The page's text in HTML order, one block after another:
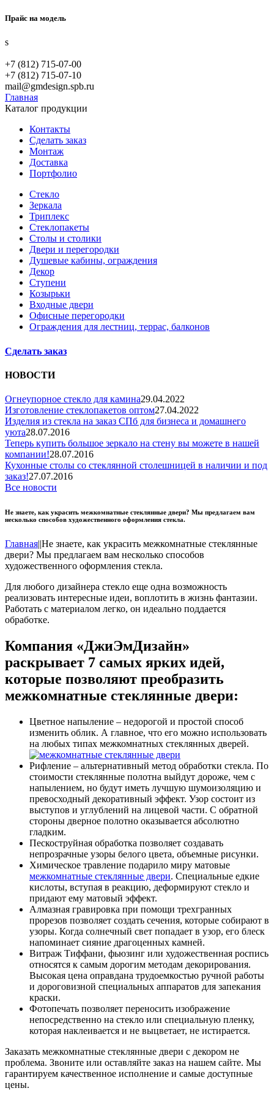
Прайс на модель
s
+7 (812) 715-07-00
+7 (812) 715-07-10
mail@gmdesign.spb.ru
Главная
Каталог продукции
Контакты
Сделать заказ
Монтаж
Доставка
Портфолио
Стекло
Зеркала
Триплекс
Стеклопакеты
Столы и столики
Двери и перегородки
Душевые кабины, ограждения
Декор
Ступени
Козырьки
Входные двери
Офисные перегородки
Ограждения для лестниц, террас, балконов
Сделать заказ
НОВОСТИ
Огнеупорное стекло для камина29.04.2022
Изготовление стеклопакетов оптом27.04.2022
Изделия из стекла на заказ СПб для бизнеса и домашнего
уюта28.07.2016
Теперь купить большое зеркало на стену вы можете в нашей
компании!28.07.2016
Кухонные столы со стеклянной столешницей в наличии и под
заказ!27.07.2016
Все новости
Не знаете, как украсить межкомнатные стеклянные двери? Мы предлагаем вам
несколько способов художественного оформления стекла.
Главная||Не знаете, как украсить межкомнатные стеклянные
двери? Мы предлагаем вам несколько способов
художественного оформления стекла.
Для любого дизайнера стекло еще одна возможность
реализовать интересные идеи, воплотить в жизнь фантазии.
Работать с материалом легко, он идеально поддается
обработке.
Компания «ДжиЭмДизайн»
раскрывает 7 самых ярких идей,
которые позволяют преобразить
межкомнатные стеклянные двери:
Цветное напыление – недорогой и простой способ
изменить облик. А главное, что его можно использовать
на любых типах межкомнатных стеклянных дверей.
Рифление – альтернативный метод обработки стекла. По
стоимости стеклянные полотна выйдут дороже, чем с
напылением, но будут иметь лучшую шумоизоляцию и
превосходный декоративный эффект. Узор состоит из
выступов и углублений на лицевой части. С обратной
стороны дверное полотно оказывается абсолютно
гладким.
Пескоструйная обработка позволяет создавать
непрозрачные узоры белого цвета, объемные рисунки.
Химическое травление подарило миру матовые
межкомнатные стеклянные двери. Специальные едкие
кислоты, вступая в реакцию, деформируют стекло и
придают ему матовый эффект.
Алмазная гравировка при помощи трехгранных
прорезов позволяет создать сечения, которые собирают в
узоры. Когда солнечный свет попадает в узор, его блеск
напоминает сияние драгоценных камней.
Витраж Тиффани, фьюзинг или художественная роспись
относятся к самым дорогим методам декорирования.
Высокая цена оправдана трудоемкостью ручной работы
и дороговизной специальных аппаратов для запекания
краски.
Фотопечать позволяет переносить изображение
непосредственно на стекло или специальную пленку,
которая наклеивается и не выцветает, не истирается.
Заказать межкомнатные стеклянные двери с декором не
проблема. Звоните или оставляйте заказ на нашем сайте. Мы
гарантируем качественное исполнение и самые доступные
цены.